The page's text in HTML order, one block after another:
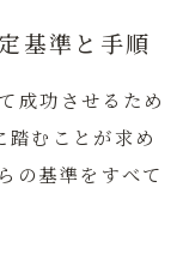
基準と手順
成功させるため
踏むことが求め
の基準をすべて